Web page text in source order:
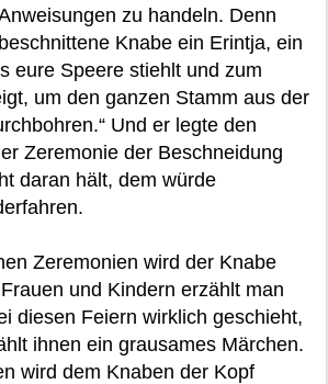
zu handeln. Denn
Knabe ein Erintja, ein
eure Speere stiehlt und zum
um den ganzen Stamm aus der
Und er legte den
Zeremonie der Beschneidung
daran hält, dem würde
Zeremonien wird der Knabe
und Kindern erzählt man
diesen Feiern wirklich geschieht,
ihnen ein grausames Märchen.
wird dem Knaben der Kopf